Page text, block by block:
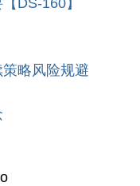
略风险规避